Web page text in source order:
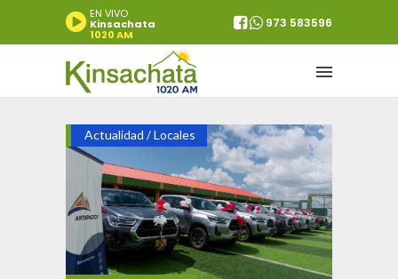
EN VIVO
Kinsachata
1020 AM
973 583596
Actualidad /Locales